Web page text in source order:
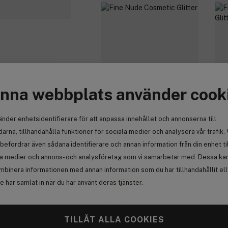
webbplats använder
enhetsidentifierare för att anpassa innehållet och annonserna till
tillhandahålla funktioner för sociala medier och analysera vår trafik.
även sådana identifierare och annan information från din enhet
medier och annons- och analysföretag som vi samarbetar med. Dessa
informationen med annan information som du har tillhandahållit
har samlat in när du har använt deras tjänster.
TILLÅT ALLA COOKIES
GLITTERNISTI